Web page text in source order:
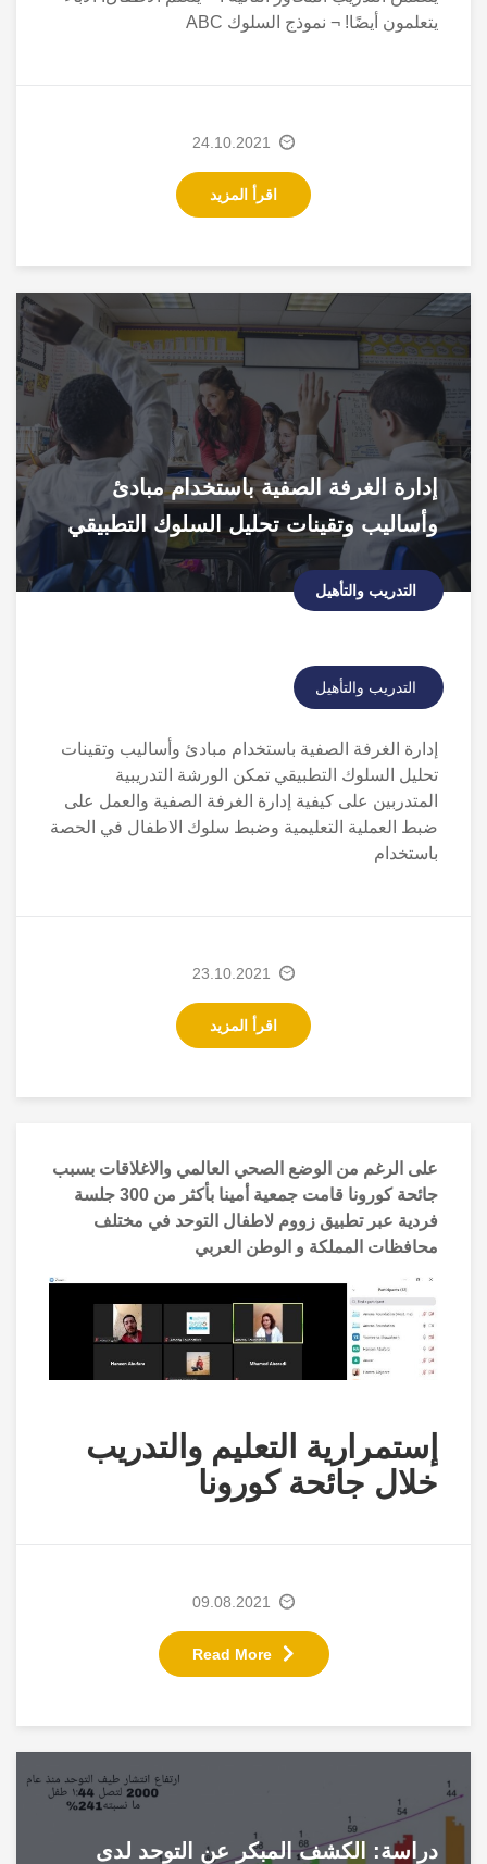
يتعلمون أيضًا! ¬ نموذج السلوك ABC
اقرأ المزيد
24.10.2021
إدارة الغرفة الصفية باستخدام مبادئ
وأساليب وتقينات تحليل السلوك التطبيقي
التدريب والتأهيل
التدريب والتأهيل
إدارة الغرفة الصفية باستخدام مبادئ وأساليب وتقينات
تحليل السلوك التطبيقي تمكن الورشة التدريبية
المتدربين على كيفية إدارة الغرفة الصفية والعمل على
ضبط العملية التعليمية وضبط سلوك الاطفال في الحصة
باستخدام
اقرأ المزيد
23.10.2021
على الرغم من الوضع الصحي العالمي والاغلاقات بسبب
جائحة كورونا قامت جمعية أمينا بأكثر من 300 جلسة
فردية عبر تطبيق زووم لاطفال التوحد في مختلف
محافظات المملكة و الوطن العربي
إستمرارية التعليم والتدريب
خلال جائحة كورونا
Read More
09.08.2021
دراسة: الكشف المبكر عن التوحد لدى